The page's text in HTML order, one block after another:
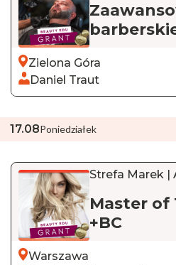
Zielona Góra
Daniel Traut
Poniedziałek
17.08
Strefa Marek |
Master of
+BC
Warszawa